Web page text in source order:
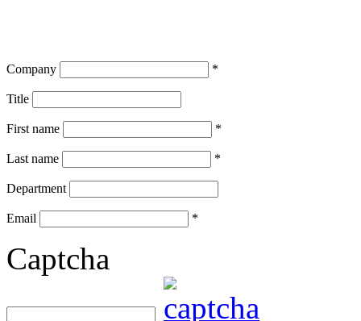
Company *
Title
First name *
Last name *
Department
Email *
Captcha